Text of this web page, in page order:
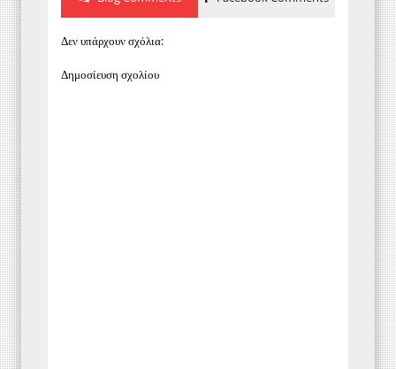
Δεν υπάρχουν σχόλια:
Δημοσίευση σχολίου